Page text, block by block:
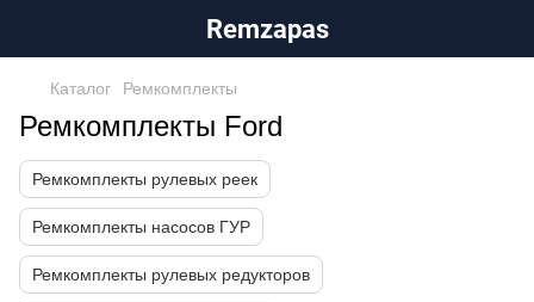
Remzapas
Каталог Ремкомплекты
Ремкомплекты Ford
Ремкомплекты рулевых реек
Ремкомплекты насосов ГУР
Ремкомплекты рулевых редукторов